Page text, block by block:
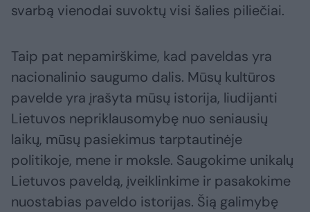
svarbą vienodai suvoktų visi šalies piliečiai.
Taip pat nepamirškime, kad paveldas yra
nacionalinio saugumo dalis. Mūsų kultūros
pavelde yra įrašyta mūsų istorija, liudijanti
Lietuvos nepriklausomybę nuo seniausių
laikų, mūsų pasiekimus tarptautinėje
politikoje, mene ir moksle. Saugokime unikalų
Lietuvos paveldą, įveiklinkime ir pasakokime
nuostabias paveldo istorijas. Šią galimybę